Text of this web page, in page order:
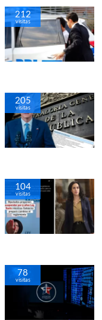
212
visitas
205
visitas
104
visitas
78
visitas